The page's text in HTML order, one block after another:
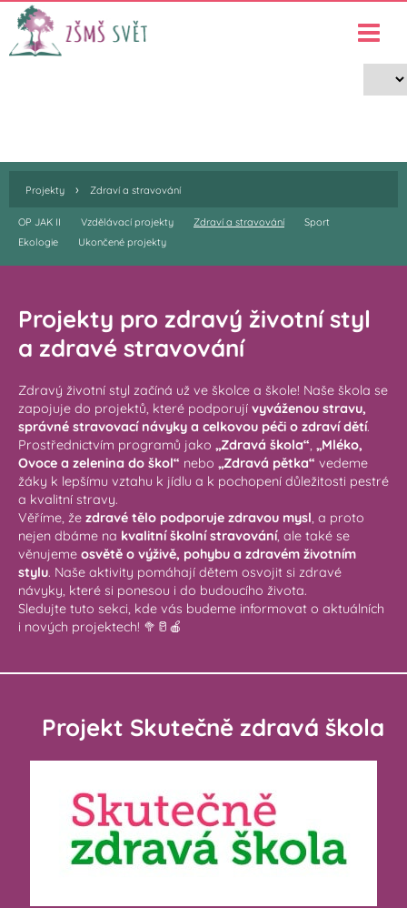
Projekty › Zdraví a stravování
OP JAK II Vzdělávací projekty Zdraví a stravování
Sport
Ekologie
Ukončené projekty
Projekty pro zdravý životní styl
a zdravé stravování
Zdravý životní styl začíná už ve školce a škole! Naše škola se
zapojuje do projektů, které podporují vyváženou stravu,
správné stravovací návyky a celkovou péči o zdraví dětí.
Prostřednictvím programů jako „Zdravá škola“, „Mléko,
Ovoce a zelenina do škol“ nebo „Zdravá pětka“ vedeme
žáky k lepšímu vztahu k jídlu a k pochopení důležitosti pestré
a kvalitní stravy.
Věříme, že zdravé tělo podporuje zdravou mysl, a proto
nejen dbáme na kvalitní školní stravování, ale také se
věnujeme osvětě o výživě, pohybu a zdravém životním
stylu. Naše aktivity pomáhají dětem osvojit si zdravé
návyky, které si ponesou i do budoucího života.
Sledujte tuto sekci, kde vás budeme informovat o aktuálních
i nových projektech! 🥦🥛🍎
Projekt Skutečně zdravá škola